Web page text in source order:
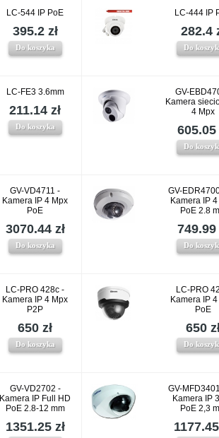
LC-544 IP PoE
395.2 zł
Do koszyka
LC-444 IP
282.4
Do
LC-FE3 3.6mm
211.14 zł
Do koszyka
GV-
Kamera
4 Mpx
605.05
Do
GV-VD4711 -
Kamera IP 4 Mpx
PoE
3070.44 zł
Do koszyka
GV-
Kamera IP
PoE 2.8
749.99
Do
LC-PRO 428c -
Kamera IP 4 Mpx
P2P
650 zł
Do koszyka
LC-PRO
Kamera IP
PoE
650
Do
GV-VD2702 -
Kamera IP Full HD
PoE 2.8-12 mm
1351.25 zł
GV-
Kamera IP
PoE 2,3